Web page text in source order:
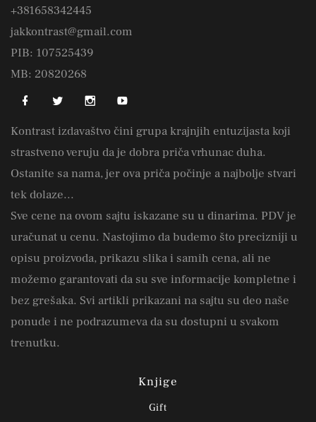
+381658342445
jakkontrast@gmail.com
PIB: 107525439
MB: 20820268
Kontrast izdavaštvo čini grupa krajnjih entuzijasta koji
strastveno veruju da je dobra priča vrhunac duha.
Ostanite sa nama, jer ova priča počinje a najbolje stvari
tek dolaze...
Sve cene na ovom sajtu iskazane su u dinarima. PDV je
uračunat u cenu. Nastojimo da budemo što precizniji u
opisu proizvoda, prikazu slika i samih cena, ali ne
možemo garantovati da su sve informacije kompletne i
bez grešaka. Svi artikli prikazani na sajtu su deo naše
ponude i ne podrazumeva da su dostupni u svakom
trenutku.
Knjige
Gift